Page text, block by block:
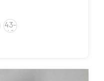
43-
46